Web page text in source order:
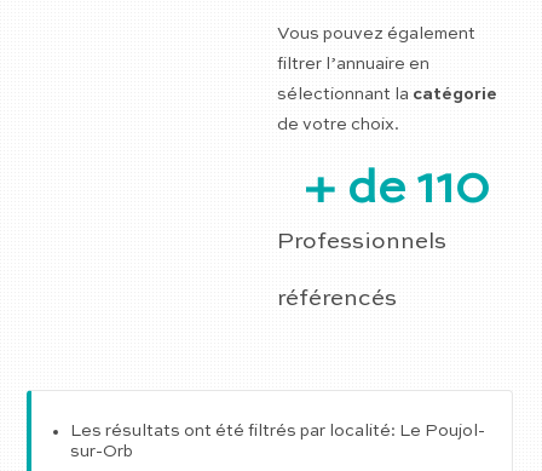
Vous pouvez également
filtrer l’annuaire en
sélectionnant la catégorie
de votre choix.
Professionnels
référencés
+ de 110
Les résultats ont été filtrés par localité: Le Poujol-
sur-Orb